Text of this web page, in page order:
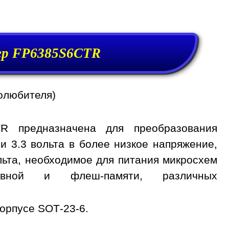
FP6385S6CTR
предназначена для преобразования
3.3 вольта в более низкое напряжение,
необходимое для питания микросхем
и флеш-памяти, различных
SOT-23-6.